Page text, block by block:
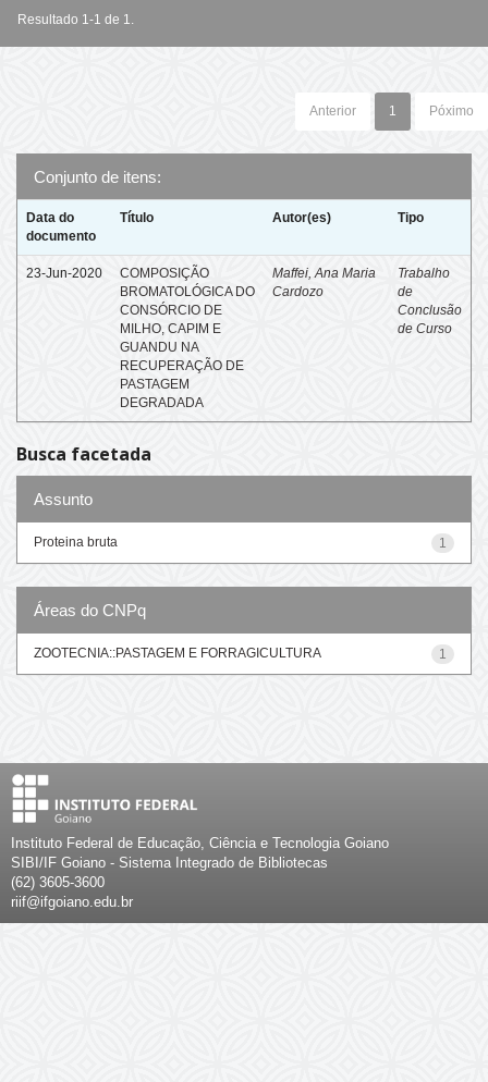
Resultado 1-1 de 1.
Anterior 1 Póximo
Conjunto de itens:
Data do
documento
Título Autor(es) Tipo
23-Jun-2020
COMPOSIÇÃO
BROMATOLÓGICA DO
CONSÓRCIO DE
MILHO, CAPIM E
GUANDU NA
RECUPERAÇÃO DE
PASTAGEM
DEGRADADA
Maffei, Ana Maria
Cardozo
Trabalho
de
Conclusão
de Curso
Busca facetada
Assunto
1
Proteina bruta
Áreas do CNPq
1
ZOOTECNIA::PASTAGEM E FORRAGICULTURA
Instituto Federal de Educação, Ciência e Tecnologia Goiano
SIBI/IF Goiano - Sistema Integrado de Bibliotecas
(62) 3605-3600
riif@ifgoiano.edu.br